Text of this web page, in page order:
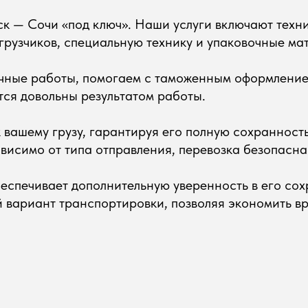
— Сочи «под ключ». Наши услуги включают
специальную технику и упаковочные
работы, помогаем с таможенным
довольны результатом работы.
грузу, гарантируя его полную
от типа отправления, перевозка
дополнительную уверенность в его
транспортировки, позволяя экономить